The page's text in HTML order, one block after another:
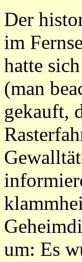
Der
im
hatte
(man
gekauft,
um: Es